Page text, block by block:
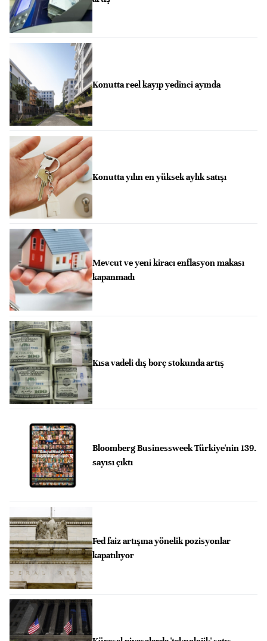
Konutta reel kayıp yedinci ayında
Konutta yılın en yüksek aylık satışı
Mevcut ve yeni kiracı enflasyon makası
kapanmadı
Kısa vadeli dış borç stokunda artış
Bloomberg Businessweek Türkiye'nin 139.
sayısı çıktı
Fed faiz artışına yönelik pozisyonlar
kapatılıyor